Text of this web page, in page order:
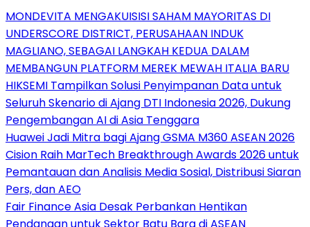
MONDEVITA MENGAKUISISI SAHAM MAYORITAS DI
UNDERSCORE DISTRICT, PERUSAHAAN INDUK
MAGLIANO, SEBAGAI LANGKAH KEDUA DALAM
MEMBANGUN PLATFORM MEREK MEWAH ITALIA BARU
HIKSEMI Tampilkan Solusi Penyimpanan Data untuk
Seluruh Skenario di Ajang DTI Indonesia 2026, Dukung
Pengembangan AI di Asia Tenggara
Huawei Jadi Mitra bagi Ajang GSMA M360 ASEAN 2026
Cision Raih MarTech Breakthrough Awards 2026 untuk
Pemantauan dan Analisis Media Sosial, Distribusi Siaran
Pers, dan AEO
Fair Finance Asia Desak Perbankan Hentikan
Pendanaan untuk Sektor Batu Bara di ASEAN